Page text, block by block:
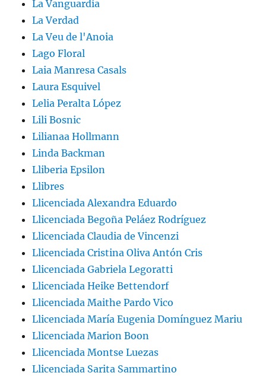
La Vanguardia
La Verdad
La Veu de l'Anoia
Lago Floral
Laia Manresa Casals
Laura Esquivel
Lelia Peralta López
Lili Bosnic
Lilianaa Hollmann
Linda Backman
Lliberia Epsilon
Llibres
Llicenciada Alexandra Eduardo
Llicenciada Begoña Peláez Rodríguez
Llicenciada Claudia de Vincenzi
Llicenciada Cristina Oliva Antón Cris
Llicenciada Gabriela Legoratti
Llicenciada Heike Bettendorf
Llicenciada Maithe Pardo Vico
Llicenciada María Eugenia Domínguez Mariu
Llicenciada Marion Boon
Llicenciada Montse Luezas
Llicenciada Sarita Sammartino